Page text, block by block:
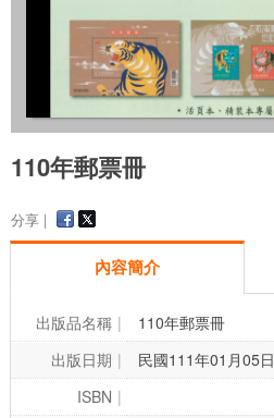
110年郵票冊
分享 |
內容簡介
出版品名稱
110年郵票冊
出版日期
民國111年01月05日
ISBN